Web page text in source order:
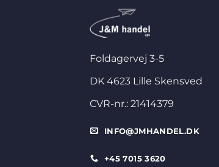
Foldagervej 3-5
DK 4623 Lille Skensved
CVR-nr.: 21414379
INFO@JMHANDEL.DK
+45 7015 3620